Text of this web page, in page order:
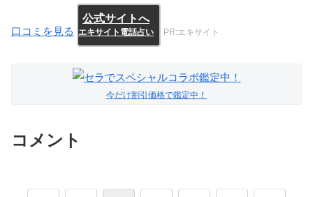
口コミを見る
公式サイトへ
エキサイト電話占い PR:エキサイト
今だけ割引価格で鑑定中！
コメント